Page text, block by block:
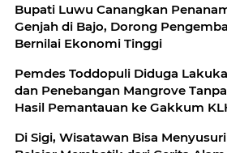
Bupati Luwu Canangkan
Genjah di Bajo, Dorong
Bernilai Ekonomi Tinggi
Pemdes Toddopuli Diduga
dan Penebangan Mangrove
Hasil Pemantauan ke Gakkum
Di Sigi, Wisatawan Bisa